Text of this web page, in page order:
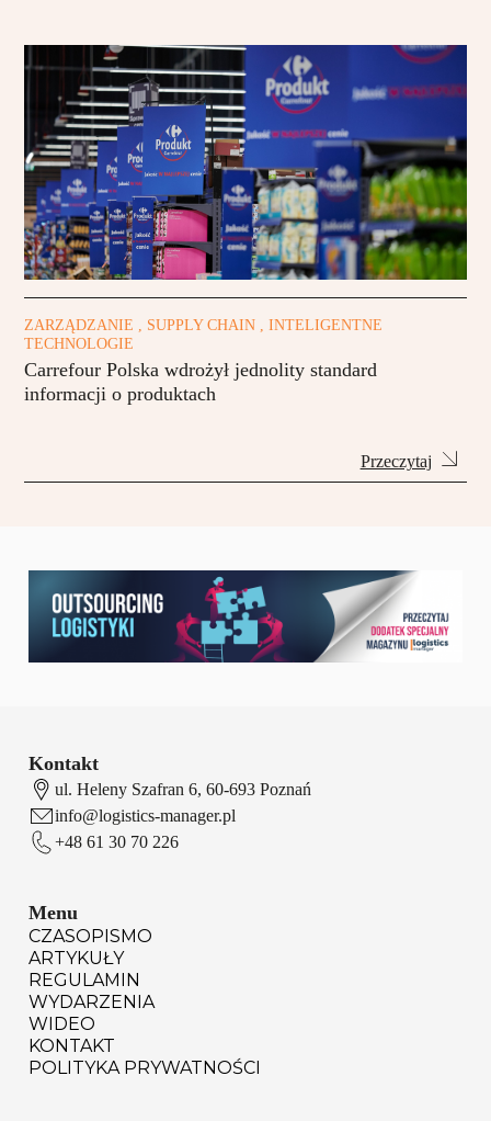
ZARZĄDZANIE , SUPPLY CHAIN , INTELIGENTNE
TECHNOLOGIE
Carrefour Polska wdrożył jednolity standard
informacji o produktach
Przeczytaj
Kontakt
ul. Heleny Szafran 6, 60-693 Poznań
info@logistics-manager.pl
+48 61 30 70 226
Menu
CZASOPISMO
ARTYKUŁY
REGULAMIN
WYDARZENIA
WIDEO
KONTAKT
POLITYKA PRYWATNOŚCI